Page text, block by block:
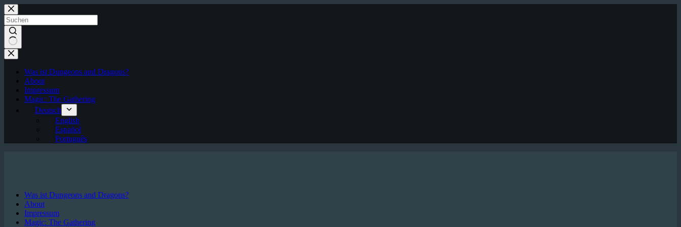
Zum
Inhalt
springen
Keine
Ergebnisse
Was ist Dungeons and Dragons?
About
Impressum
Magic: The Gathering
Deutsch
English
Español
Português
Was ist Dungeons and Dragons?
About
Impressum
Magic: The Gathering